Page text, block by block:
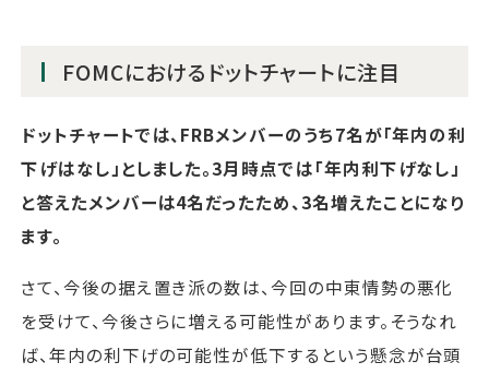
FOMCにおけるドットチャートに注目
ドットチャートでは、FRBメンバーのうち7名が「年内の利
下げはなし」としました。3月時点では「年内利下げなし」
と答えたメンバーは4名だったため、3名増えたことになり
ます。
さて、今後の据え置き派の数は、今回の中東情勢の悪化
を受けて、今後さらに増える可能性があります。そうなれ
ば、年内の利下げの可能性が低下するという懸念が台頭